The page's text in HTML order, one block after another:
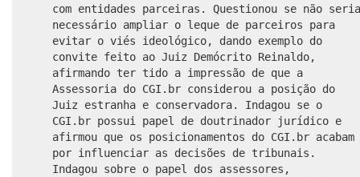
com entidades parceiras. Questionou se não seria
necessário ampliar o leque de parceiros para
evitar o viés ideológico, dando exemplo do
convite feito ao Juiz Demócrito Reinaldo,
afirmando ter tido a impressão de que a
Assessoria do CGI.br considerou a posição do
Juiz estranha e conservadora. Indagou se o
CGI.br possui papel de doutrinador jurídico e
afirmou que os posicionamentos do CGI.br acabam
por influenciar as decisões de tribunais.
Indagou sobre o papel dos assessores,